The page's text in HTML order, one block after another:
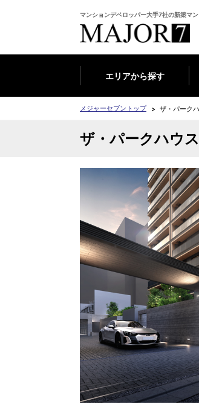
マンションデベロッパー大手7社の新築マ
エリアから探す
メジャーセブントップ ザ・パーク
ザ・パークハウ